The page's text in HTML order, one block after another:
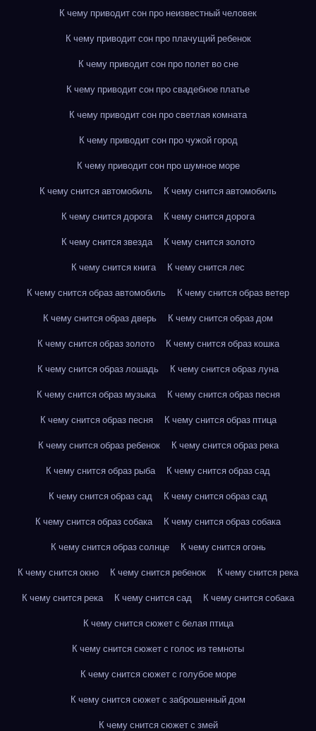
К чему приводит сон про неизвестный человек
К чему приводит сон про плачущий ребенок
К чему приводит сон про полет во сне
К чему приводит сон про свадебное платье
К чему приводит сон про светлая комната
К чему приводит сон про чужой город
К чему приводит сон про шумное море
К чему снится автомобиль
К чему снится автомобиль
К чему снится дорога
К чему снится дорога
К чему снится звезда
К чему снится золото
К чему снится книга
К чему снится лес
К чему снится образ автомобиль
К чему снится образ ветер
К чему снится образ дверь
К чему снится образ дом
К чему снится образ золото
К чему снится образ кошка
К чему снится образ лошадь
К чему снится образ луна
К чему снится образ музыка
К чему снится образ песня
К чему снится образ песня
К чему снится образ птица
К чему снится образ ребенок
К чему снится образ река
К чему снится образ рыба
К чему снится образ сад
К чему снится образ сад
К чему снится образ сад
К чему снится образ собака
К чему снится образ собака
К чему снится образ солнце
К чему снится огонь
К чему снится окно
К чему снится ребенок
К чему снится река
К чему снится река
К чему снится сад
К чему снится собака
К чему снится сюжет с белая птица
К чему снится сюжет с голос из темноты
К чему снится сюжет с голубое море
К чему снится сюжет с заброшенный дом
К чему снится сюжет с змей